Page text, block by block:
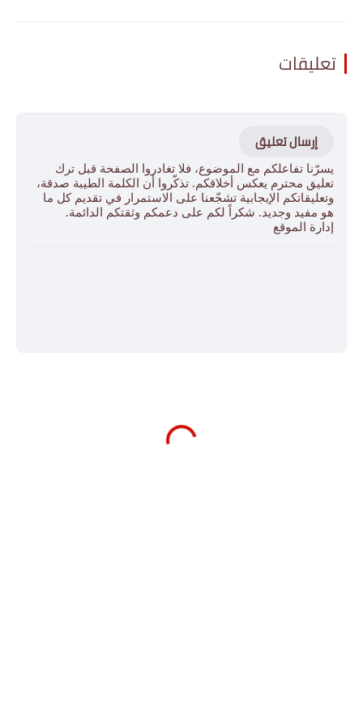
تعليقات
إرسال تعليق
يسرّنا تفاعلكم مع الموضوع، فلا تغادروا الصفحة قبل ترك
تعليق محترم يعكس أخلاقكم. تذكّروا أن الكلمة الطيبة صدقة،
وتعليقاتكم الإيجابية تشجّعنا على الاستمرار في تقديم كل ما
هو مفيد وجديد. شكراً لكم على دعمكم وثقتكم الدائمة.
إدارة الموقع